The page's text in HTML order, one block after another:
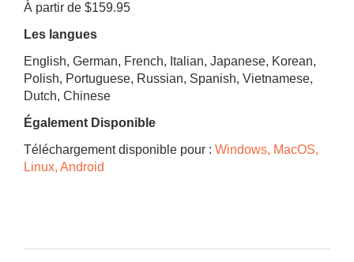
À partir de $159.95
Les langues
English, German, French, Italian, Japanese, Korean,
Polish, Portuguese, Russian, Spanish, Vietnamese,
Dutch, Chinese
Également Disponible
Téléchargement disponible pour : Windows, MacOS,
Linux, Android